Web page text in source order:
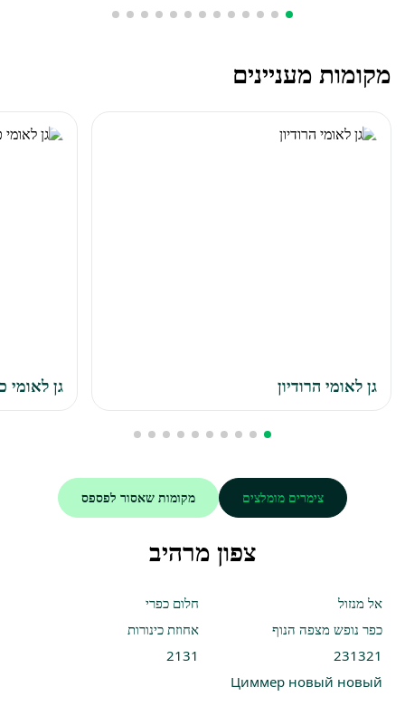
מקומות מעניינים
גן לאומי הרודיון גן לאומי
צימרים מומלצים מקומות שאסור לפספס
צפון מרהיב
אל מנזול
חלום כפרי
כפר נופש מצפה הנוף
אחוזת כינורות
231321
2131
Циммер новый новый